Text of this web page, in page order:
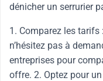
dénicher un serrurier
1. Comparez les tarifs
n’hésitez pas à
entreprises pour
offre. 2. Optez pour